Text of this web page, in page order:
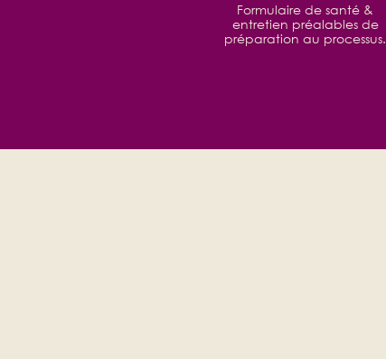
Formulaire de santé &
entretien préalables de
préparation au processus.